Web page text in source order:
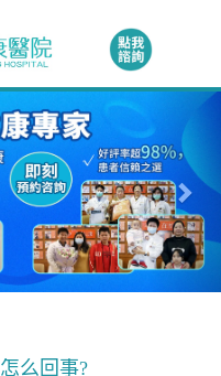
么回事?